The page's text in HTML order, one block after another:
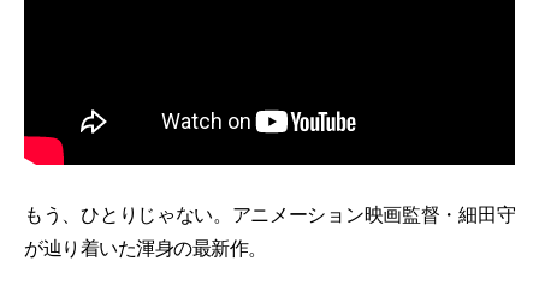
もう、ひとりじゃない。アニメーション映画監督・細田守
が辿り着いた渾身の最新作。